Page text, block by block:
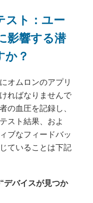
スト：ユー
影響する潜
か？
オムロンのアプリ
ればなりませんで
の血圧を記録し、
スト結果、およ
ブなフィードバッ
ていることは下記
デバイスが見つか